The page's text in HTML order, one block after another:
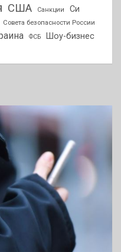
США Санкции
Си
Совета безопасности России
ФСБ Шоу-бизнес